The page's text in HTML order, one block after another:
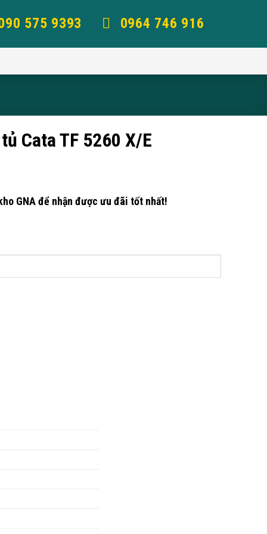
575 9393 0964 746 916
Cata TF 5260 X/E
GNA để nhận được ưu đãi tốt nhất!